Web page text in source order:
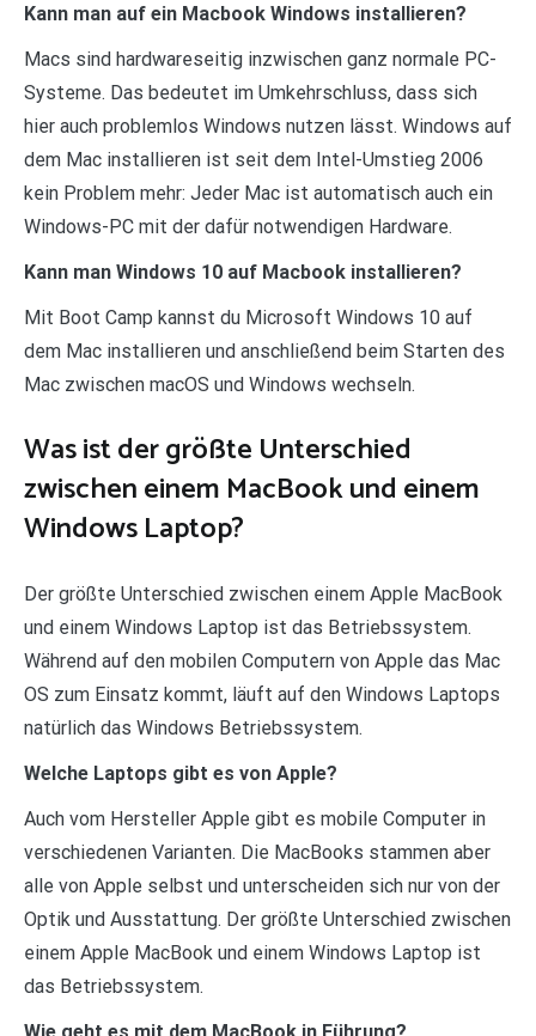
Kann man auf ein Macbook Windows installieren?
Macs sind hardwareseitig inzwischen ganz normale PC-
Systeme. Das bedeutet im Umkehrschluss, dass sich
hier auch problemlos Windows nutzen lässt. Windows auf
dem Mac installieren ist seit dem Intel-Umstieg 2006
kein Problem mehr: Jeder Mac ist automatisch auch ein
Windows-PC mit der dafür notwendigen Hardware.
Kann man Windows 10 auf Macbook installieren?
Mit Boot Camp kannst du Microsoft Windows 10 auf
dem Mac installieren und anschließend beim Starten des
Mac zwischen macOS und Windows wechseln.
Was ist der größte Unterschied
zwischen einem MacBook und einem
Windows Laptop?
Der größte Unterschied zwischen einem Apple MacBook
und einem Windows Laptop ist das Betriebssystem.
Während auf den mobilen Computern von Apple das Mac
OS zum Einsatz kommt, läuft auf den Windows Laptops
natürlich das Windows Betriebssystem.
Welche Laptops gibt es von Apple?
Auch vom Hersteller Apple gibt es mobile Computer in
verschiedenen Varianten. Die MacBooks stammen aber
alle von Apple selbst und unterscheiden sich nur von der
Optik und Ausstattung. Der größte Unterschied zwischen
einem Apple MacBook und einem Windows Laptop ist
das Betriebssystem.